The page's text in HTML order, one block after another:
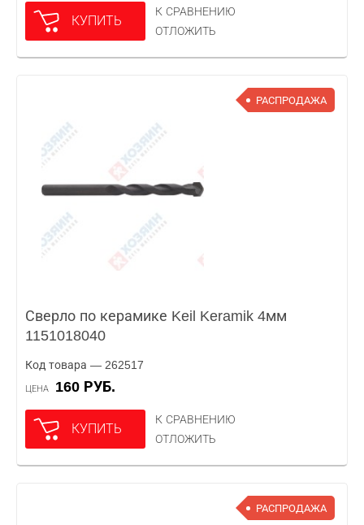
КУПИТЬ
К СРАВНЕНИЮ
ОТЛОЖИТЬ
РАСПРОДАЖА
Сверло по керамике Keil Keramik 4мм
1151018040
Код товара — 262517
ЦЕНА 160 РУБ.
КУПИТЬ
К СРАВНЕНИЮ
ОТЛОЖИТЬ
РАСПРОДАЖА